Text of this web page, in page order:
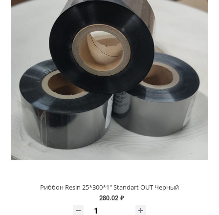
Риббон Resin 25*300*1" Standart OUT Черный
280.02 ₽